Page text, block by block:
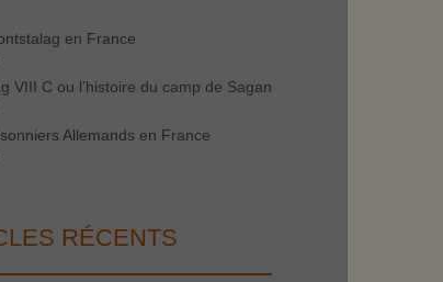
en France
VIII C ou l’histoire du camp de Sagan
Allemands en France
RÉCENTS